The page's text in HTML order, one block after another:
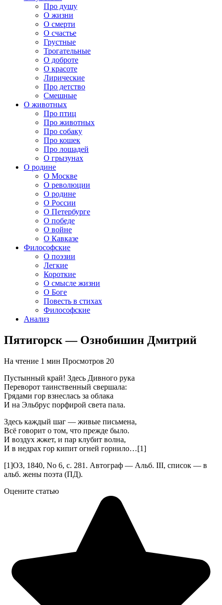
Про душу
О жизни
О смерти
О счастье
Грустные
Трогательные
О доброте
О красоте
Лирические
Про детство
Смешные
О животных
Про птиц
Про животных
Про собаку
Про кошек
Про лошадей
О грызунах
О родине
О Москве
О революции
О родине
О России
О Петербурге
О победе
О войне
О Кавказе
Философские
О поэзии
Легкие
Короткие
О смысле жизни
О Боге
Повесть в стихах
Философские
Анализ
Пятигорск — Ознобишин Дмитрий
На чтение 1 мин Просмотров 20
Пустынный край! Здесь Дивного рука
Переворот таинственный свершала:
Грядами гор взнеслась за облака
И на Эльбрус порфирой света пала.
Здесь каждый шаг — живые письмена,
Всё говорит о том, что прежде было.
И воздух жжет, и пар клубит волна,
И в недрах гор кипит огней горнило…[1]
[1]ОЗ, 1840, No 6, с. 281. Автограф — Альб. III, список — в
альб. жены поэта (ПД).
Оцените статью